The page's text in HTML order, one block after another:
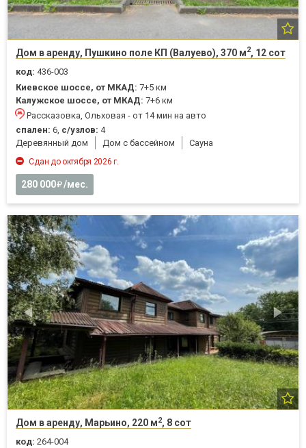
Дом в аренду, Пушкино поле КП (Валуево), 370 м2, 12 сот
код: 436-003
Киевское шоссе, от МКАД: 7+5 км
Калужское шоссе, от МКАД: 7+6 км
Рассказовка, Ольховая - от 14 мин на авто
спален: 6, с/узлов: 4
Деревянный дом
Дом с бассейном Cауна
Сдан до октября 2026 г.
280 000 /мес.
Дом в аренду, Марьино, 220 м2, 8 сот
код: 264-004